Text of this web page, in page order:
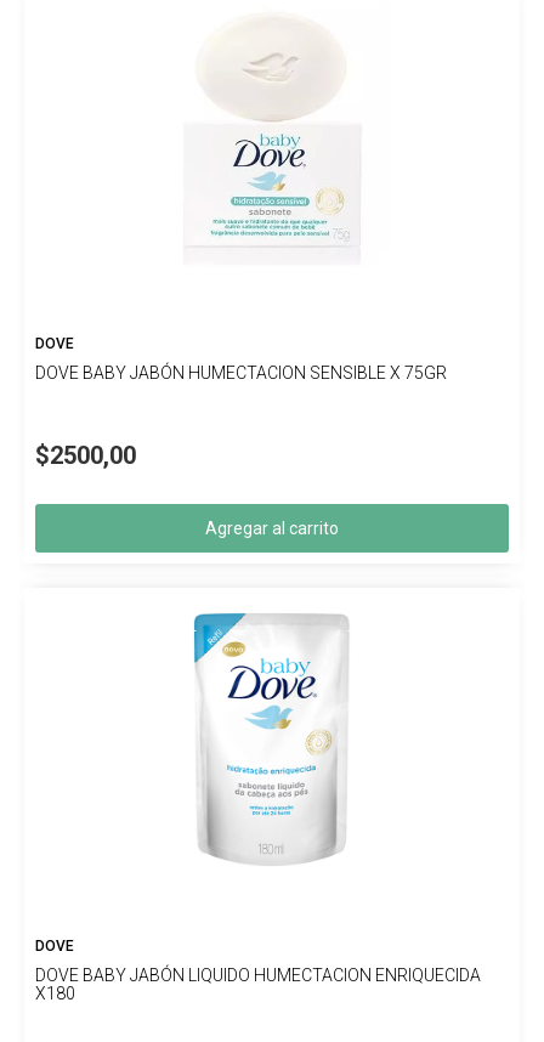
DOVE
DOVE BABY JABÓN HUMECTACION SENSIBLE X 75GR
$2500,00
Agregar al carrito
DOVE
DOVE BABY JABÓN LIQUIDO HUMECTACION ENRIQUECIDA
X180